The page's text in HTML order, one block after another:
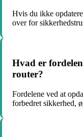
Hvis du ikke
over for
Hvad er
router?
Fordelene ved at
forbedret sikkerhed,